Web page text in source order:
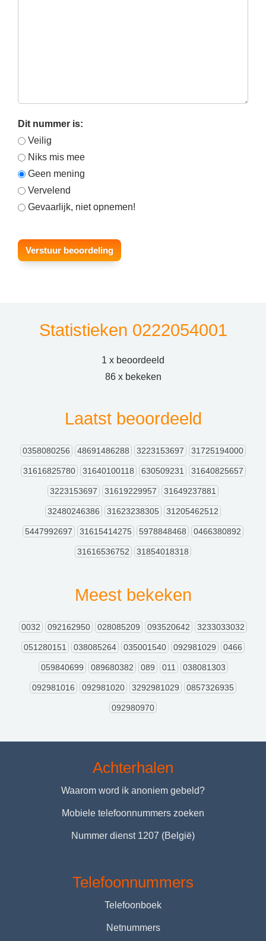
Dit nummer is:
Veilig
Niks mis mee
Geen mening
Vervelend
Gevaarlijk, niet opnemen!
Statistieken 0222054001
1 x beoordeeld
86 x bekeken
Laatst beoordeeld
0358080256 48691486288 3223153697 31725194000
31616825780 31640100118 630509231 31640825657
3223153697 31619229957 31649237881
32480246386 31623238305 31205462512
5447992697 31615414275 5978848468 0466380892
31616536752 31854018318
Meest bekeken
0032 092162950 028085209 093520642 3233033032
051280151 038085264 035001540 092981029 0466
059840699 089680382 089 011 038081303
092981016 092981020 3292981029 0857326935
092980970
Achterhalen
Waarom word ik anoniem gebeld?
Mobiele telefoonnummers zoeken
Nummer dienst 1207 (België)
Telefoonnummers
Telefoonboek
Netnummers